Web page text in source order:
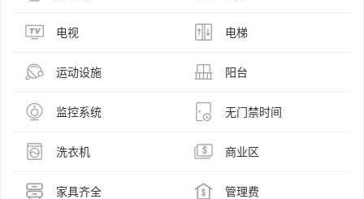
电视 电梯
运动设施 阳台
监控系统 无门禁时间
洗衣机 商业区
家具齐全 管理费